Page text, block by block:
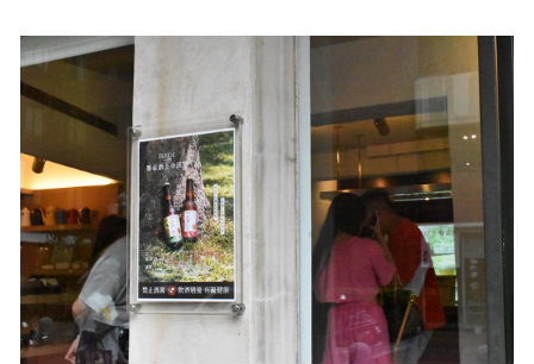
關於Yilan
個人著作
活動實況記錄
媒體報導一覽
合作與代言
訂閱電子報